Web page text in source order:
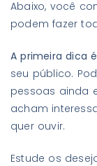
Abaixo, você
podem fazer
A primeira dica
seu público.
pessoas ainda
acham
quer ouvir.
Estude os